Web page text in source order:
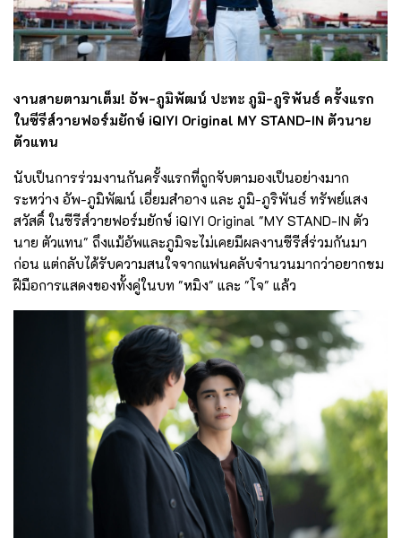
งานสายตามาเต็ม! อัพ-ภูมิพัฒน์ ปะทะ ภูมิ-ภูริพันธ์ ครั้งแรก
ในซีรีส์วายฟอร์มยักษ์ iQIYI Original MY STAND-IN ตัวนาย
ตัวแทน
นับเป็นการร่วมงานกันครั้งแรกที่ถูกจับตามองเป็นอย่างมาก
ระหว่าง อัพ-ภูมิพัฒน์ เอี่ยมสำอาง และ ภูมิ-ภูริพันธ์ ทรัพย์แสง
สวัสดิ์ ในซีรีส์วายฟอร์มยักษ์ iQIYI Original "MY STAND-IN ตัว
นาย ตัวแทน" ถึงแม้อัพและภูมิจะไม่เคยมีผลงานซีรีส์ร่วมกันมา
ก่อน แต่กลับได้รับความสนใจจากแฟนคลับจำนวนมากว่าอยากชม
ฝีมือการแสดงของทั้งคู่ในบท "หมิง" และ "โจ" แล้ว